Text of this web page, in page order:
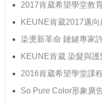
2017肯葳希望學堂教
KEUNE肯葳2017邁
染燙新革命 鏈鍵專家
KEUNE肯葳 染髮與
2016肯葳希望學堂課
So Pure Color形象廣